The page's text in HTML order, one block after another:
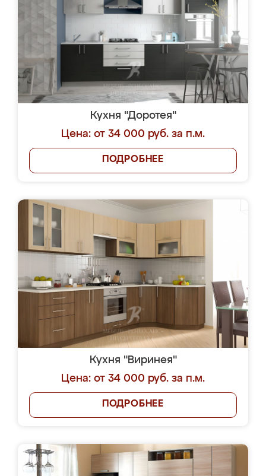
Кухня "Доротея"
Цена: от 34 000 руб. за п.м.
ПОДРОБНЕЕ
Кухня "Виринея"
Цена: от 34 000 руб. за п.м.
ПОДРОБНЕЕ